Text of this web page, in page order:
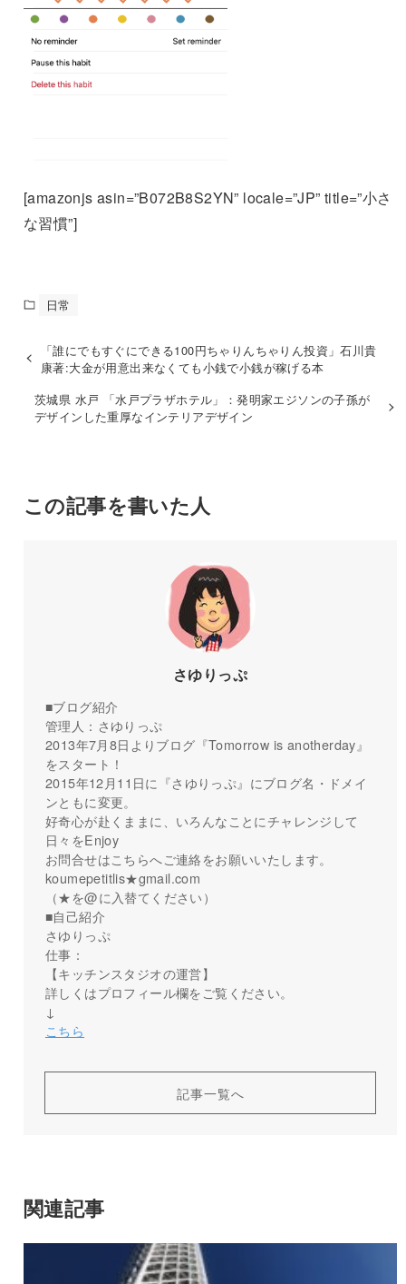
[amazonjs asin=”B072B8S2YN” locale=”JP” title=”小さ
な習慣”]
日常
「誰にでもすぐにできる100円ちゃりんちゃりん投資」石川貴
康著:大金が用意出来なくても小銭で小銭が稼げる本
茨城県 水戸 「水戸プラザホテル」：発明家エジソンの子孫が
デザインした重厚なインテリアデザイン
この記事を書いた人
さゆりっぷ
■ブログ紹介
管理人：さゆりっぷ
2013年7月8日よりブログ『Tomorrow is anotherday』
をスタート！
2015年12月11日に『さゆりっぷ』にブログ名・ドメイ
ンともに変更。
好奇心が赴くままに、いろんなことにチャレンジして
日々をEnjoy
お問合せはこちらへご連絡をお願いいたします。
koumepetitlis★gmail.com
（★を@に入替てください）
■自己紹介
さゆりっぷ
仕事：
【キッチンスタジオの運営】
詳しくはプロフィール欄をご覧ください。
↓
こちら
記事一覧へ
関連記事